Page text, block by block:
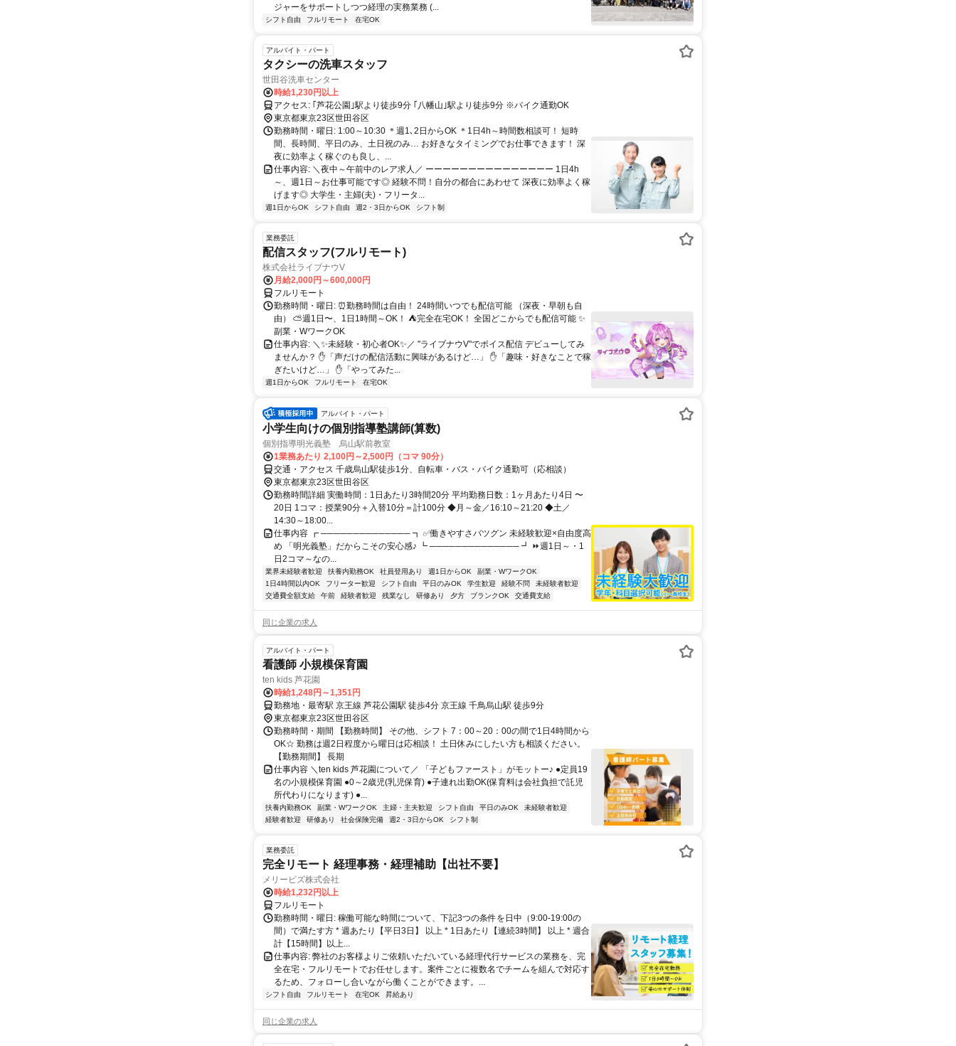
ジャーをサポートしつつ経理の実務業務 (...
シフト自由 フルリモート 在宅OK
アルバイト・パート
タクシーの洗車スタッフ
世田谷洗車センター
時給1,230円以上
アクセス: ｢芦花公園｣駅より徒歩9分 ｢八幡山｣駅より徒歩9分 ※バイク通勤OK
東京都東京23区世田谷区
勤務時間・曜日: 1:00～10:30 ＊週1､2日からOK ＊1日4h～時間数相談可！ 短時
間、長時間、平日のみ、土日祝のみ… お好きなタイミングでお仕事できます！ 深
夜に効率よく稼ぐのも良し、...
仕事内容: ＼夜中～午前中のレア求人／ ーーーーーーーーーーーーーーー 1日4h
～、週1日～お仕事可能です◎ 経験不問！自分の都合にあわせて 深夜に効率よく稼
げます◎ 大学生・主婦(夫)・フリータ...
週1日からOK シフト自由 週2・3日からOK シフト制
業務委託
配信スタッフ(フルリモート)
株式会社ライブナウV
月給2,000円～600,000円
フルリモート
勤務時間・曜日: ⏰勤務時間は自由！ 24時間いつでも配信可能 （深夜・早朝も自
由） ⛅週1日〜、1日1時間～OK！ ⛺完全在宅OK！ 全国どこからでも配信可能 ✨
副業・WワークOK
仕事内容: ＼✨未経験・初心者OK✨／ "ライブナウV"でボイス配信 デビューしてみ
ませんか？ ✋「声だけの配信活動に興味があるけど…」 ✋「趣味・好きなことで稼
ぎたいけど…」 ✋「やってみた...
週1日からOK フルリモート 在宅OK
アルバイト・パート
小学生向けの個別指導塾講師(算数)
個別指導明光義塾 烏山駅前教室
1業務あたり 2,100円～2,500円（コマ 90分）
交通・アクセス 千歳烏山駅徒歩1分、自転車・バス・バイク通勤可（応相談）
東京都東京23区世田谷区
勤務時間詳細 実働時間：1日あたり3時間20分 平均勤務日数：1ヶ月あたり4日 〜
20日 1コマ：授業90分＋入替10分＝計100分 ◆月～金／16:10～21:20 ◆土／
14:30～18:00...
仕事内容 ┏ ────────────── ┓ ✅働きやすさバツグン 未経験歓迎×自由度高
め 「明光義塾」だからこその安心感♪ ┗ ────────────── ┛ ⏩週1日～・1
日2コマ～なの...
業界未経験者歓迎 扶養内勤務OK 社員登用あり 週1日からOK
副業・WワークOK
1日4時間以内OK
フリーター歓迎 シフト自由 平日のみOK 学生歓迎 経験不問
未経験者歓迎
交通費全額支給
午前 経験者歓迎 残業なし 研修あり 夕方 ブランクOK 交通費支給
同じ企業の求人
アルバイト・パート
看護師 小規模保育園
ten kids 芦花園
時給1,248円～1,351円
勤務地・最寄駅 京王線 芦花公園駅 徒歩4分 京王線 千鳥烏山駅 徒歩9分
東京都東京23区世田谷区
勤務時間・期間 【勤務時間】 その他、シフト 7：00～20：00の間で1日4時間から
OK☆ 勤務は週2日程度から曜日は応相談！ 土日休みにしたい方も相談ください。
【勤務期間】 長期
仕事内容 ＼ten kids 芦花園について／ 「子どもファースト」がモットー♪ ●定員19
名の小規模保育園 ●0～2歳児(乳児保育) ●子連れ出勤OK(保育料は会社負担で託児
所代わりになります) ●...
扶養内勤務OK 副業・WワークOK 主婦・主夫歓迎 シフト自由 平日のみOK
未経験者歓迎
経験者歓迎
研修あり 社会保険完備 週2・3日からOK シフト制
業務委託
完全リモート 経理事務・経理補助【出社不要】
メリービズ株式会社
時給1,232円以上
フルリモート
勤務時間・曜日: 稼働可能な時間について、下記3つの条件を日中（9:00-19:00の
間）で満たす方 * 週あたり【平日3日】 以上 * 1日あたり【連続3時間】 以上 * 週合
計【15時間】以上...
仕事内容: 弊社のお客様よりご依頼いただいている経理代行サービスの業務を、完
全在宅・フルリモートでお任せします。案件ごとに複数名でチームを組んで対応す
るため、フォローし合いながら働くことができます。...
シフト自由 フルリモート 在宅OK 昇給あり
同じ企業の求人